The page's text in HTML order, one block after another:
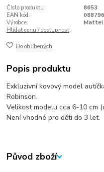
Číslo produktu:
8653
EAN kód:
Výrobce:
Mattel
Hlídat cenu / dostupnost
Do oblíbených
Popis produktu
Exkluzivní kovový model
Robinson.
Velikost modelu cca 6-10 cm
Není vhodné pro děti do 3 let.
Původ zboží